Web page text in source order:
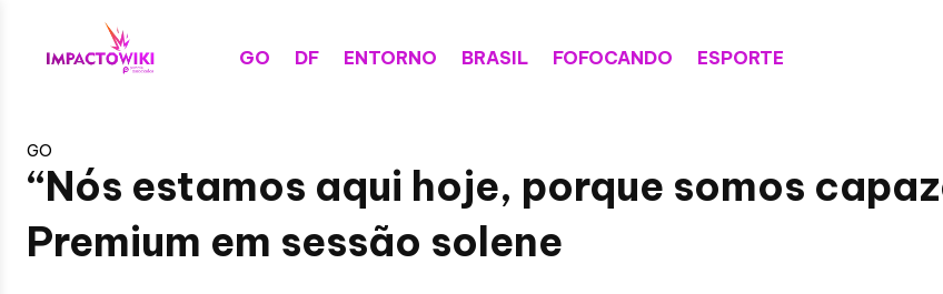
GO DF ENTORNO BRASIL FOFOCANDO ESPORTE
GO
“Nós estamos aqui hoje, porque somos
Premium em sessão solene